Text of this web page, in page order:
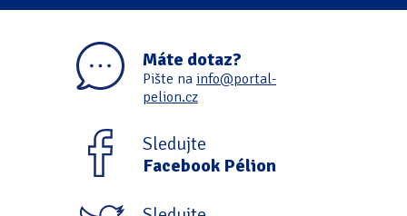
Máte dotaz?
Pište na info@portal-
pelion.cz
Sledujte
Facebook Pélion